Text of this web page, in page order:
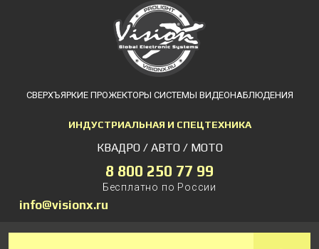
СВЕРХЪЯРКИЕ ПРОЖЕКТОРЫ СИСТЕМЫ ВИДЕОНАБЛЮДЕНИЯ
ИНДУСТРИАЛЬНАЯ И СПЕЦТЕХНИКА
КВАДРО / АВТО / МОТО
8 800 250 77 99
Бесплатно по России
info@visionx.ru